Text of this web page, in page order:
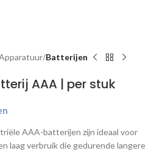
Batterijen
AAA | per stuk
AAA-batterijen zijn ideaal voor
laag verbruik die gedurende langere